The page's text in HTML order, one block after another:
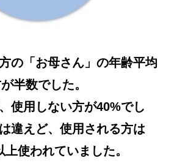
の「お母さん」の年齢平均
半数でした。
使用しない方が40%でし
違えど、使用される方は
使われていました。